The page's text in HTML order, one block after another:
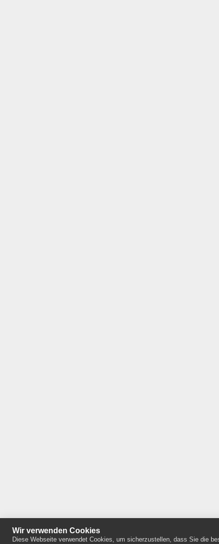
Wir verwenden Cookies
Diese Webseite verwendet Cookies, um sicherzustellen, dass Sie die